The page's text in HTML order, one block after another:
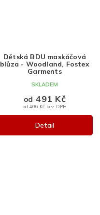
Dětská BDU maskáčová
blůza - Woodland, Fostex
Garments
SKLADEM
od 406 Kč bez DPH
od 491 Kč
Detail